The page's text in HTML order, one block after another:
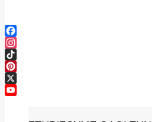
Facebook
Instagram
TikTok
Pinterest
X